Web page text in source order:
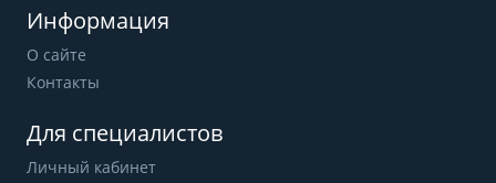
Информация
О сайте
Контакты
Для специалистов
Личный кабинет